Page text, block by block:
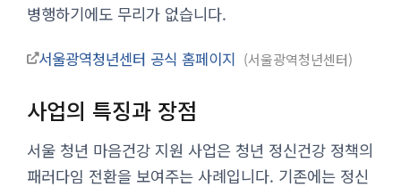
병행하기에도 무리가 없습니다.
서울광역청년센터 공식 홈페이지 서울광역청년센터
사업의 특징과 장점
서울 청년 마음건강 지원 사업은 청년 정신건강 정책의
패러다임 전환을 보여주는 사례입니다. 기존에는 정신